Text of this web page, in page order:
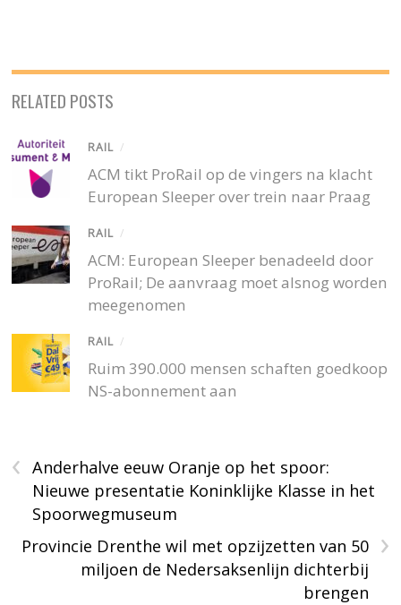
RELATED POSTS
RAIL /
ACM tikt ProRail op de vingers na klacht
European Sleeper over trein naar Praag
RAIL /
ACM: European Sleeper benadeeld door
ProRail; De aanvraag moet alsnog worden
meegenomen
RAIL /
Ruim 390.000 mensen schaften goedkoop
NS-abonnement aan
‹
Anderhalve eeuw Oranje op het spoor:
Nieuwe presentatie Koninklijke Klasse in het
Spoorwegmuseum
›
Provincie Drenthe wil met opzijzetten van 50
miljoen de Nedersaksenlijn dichterbij
brengen